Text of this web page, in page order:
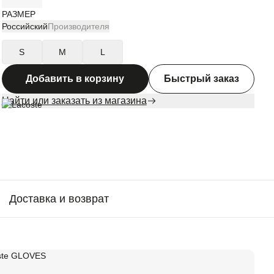
РАЗМЕР
РоссийскийПроизводителя
S M L
Добавить в корзину Быстрый заказ
Найти или заказать из магазина
Доставка и возврат